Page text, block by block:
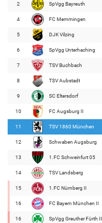
2 SpVgg Bayreuth
4 FC Memmingen
5 DJK Vilzing
6 SpVgg Unterhaching
7 TSV Buchbach
8 TSV Aubstadt
9 SC Eltersdorf
10 FC Augsburg II
11 TSV 1860 München
12 Schwaben Augsburg
13 1.FC Schweinfurt 05
14 TSV Landsberg
15 1.FC Nürnberg II
16 FC Bayern München II
16 SpVgg Greuther Fürth II